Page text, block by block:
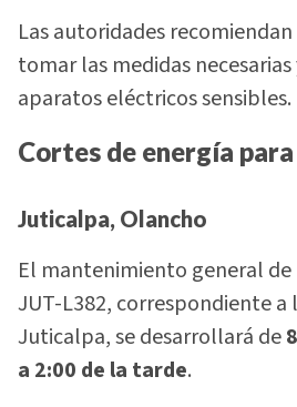
Las autoridades
tomar las medidas
aparatos eléctricos sensibles.
Cortes de energía
Juticalpa, Olancho
El mantenimiento general
JUT-L382, correspondiente a
Juticalpa, se desarrollará de
a 2:00 de la tarde.